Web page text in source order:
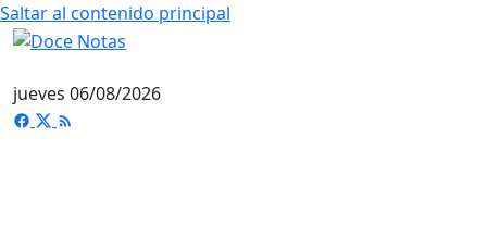
Saltar al contenido principal
jueves 06/08/2026